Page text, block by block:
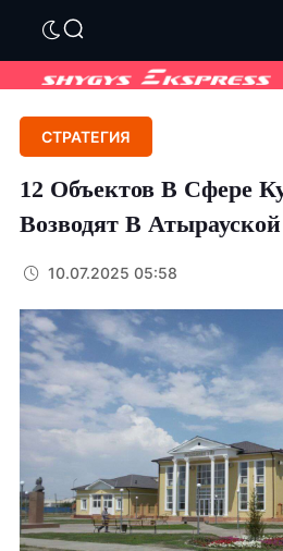
СТРАТЕГИЯ
12 Объектов В Сфере
Возводят В
10.07.2025 05:58